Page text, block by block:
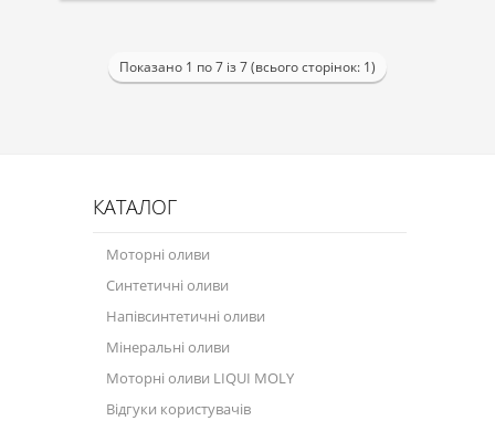
Показано 1 по 7 із 7 (всього сторінок: 1)
КАТАЛОГ
Моторні оливи
Синтетичні оливи
Напівсинтетичні оливи
Мінеральні оливи
Моторні оливи LIQUI MOLY
Відгуки користувачів